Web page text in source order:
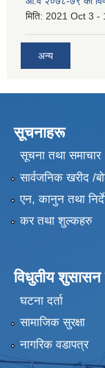
मिति: 2021 Oct 3 -
अन्य
सूचनाहरू
सूचना तथा समाचार
सार्वजनिक खरीद /
एन, कानुन तथा
कर तथा शुल्कहरु
विधुतीय शुसासन
घटना दर्ता
सामाजिक सुरक्षा
नागरिक वडापत्र